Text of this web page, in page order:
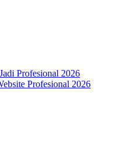
Profesional 2026
Profesional 2026